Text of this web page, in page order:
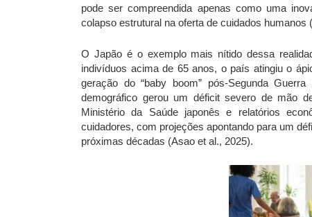
pode ser compreendida apenas como uma
colapso estrutural na oferta de cuidados humanos
O Japão é o exemplo mais nítido dessa
indivíduos acima de 65 anos, o país atingiu o
geração do “baby boom” pós-Segunda
demográfico gerou um déficit severo de mão
Ministério da Saúde japonês e relatórios
cuidadores, com projeções apontando para um
próximas décadas (Asao et al., 2025).